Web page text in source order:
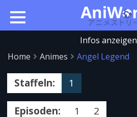
Infos anzeigen
Home
Animes Angel Legend
Staffeln: 1
Episoden: 1 2